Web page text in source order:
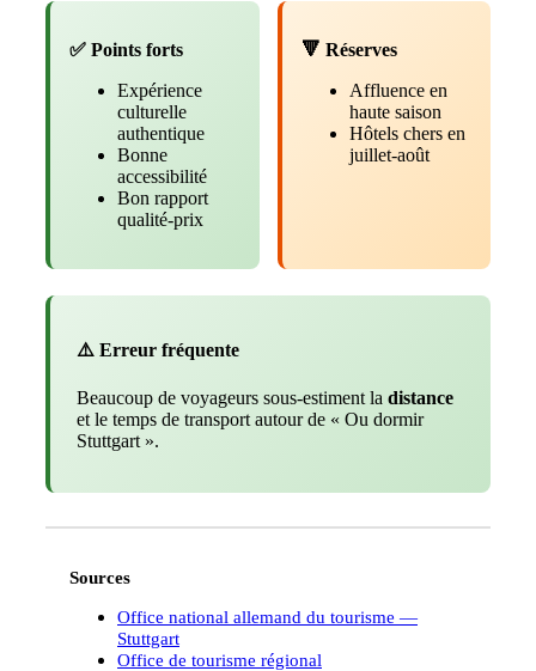
✅ Points forts
Expérience
culturelle
authentique
Bonne
accessibilité
Bon rapport
qualité-prix
🔻 Réserves
Affluence en
haute saison
Hôtels chers en
juillet-août
⚠️ Erreur fréquente
Beaucoup de voyageurs sous-estiment la distance
et le temps de transport autour de « Ou dormir
Stuttgart ».
Sources
Office national allemand du tourisme —
Stuttgart
Office de tourisme régional